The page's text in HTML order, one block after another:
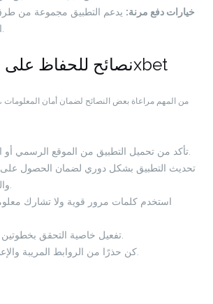
خيارات دفع مرنة: يدعم التطبيق مجموعة من
نصائح للحفاظ على أمان تطبيق 1xbet
تحديث التطبيق بشكل دوري لضمان الحصول
استخدم كلمات مرور قوية ولا تشارك